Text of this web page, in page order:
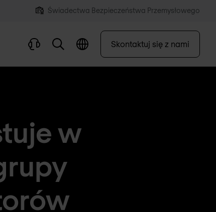
Świadectwa Bezpieczeństwa Przemysłowego
Skontaktuj się z nami
w